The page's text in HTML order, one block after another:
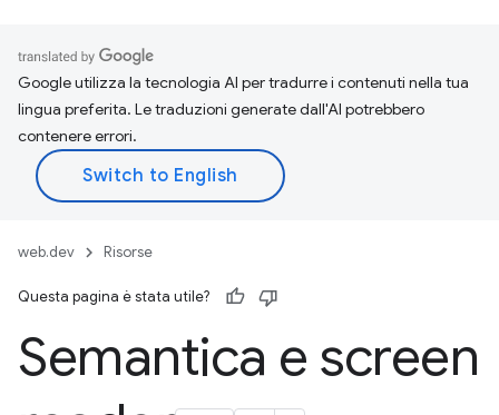
Google utilizza la tecnologia AI per tradurre i contenuti nella tua
lingua preferita. Le traduzioni generate dall'AI potrebbero
contenere errori.
web.dev Risorse
Questa pagina è stata utile?
Semantica e screen